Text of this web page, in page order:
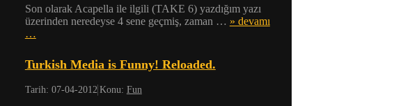
Son olarak Acapella ile ilgili (TAKE 6) yazdığım yazı
üzerinden neredeyse 4 sene geçmiş, zaman … » devamı
…
Turkish Media is Funny! Reloaded.
Tarih: 07-04-2012 Konu: Fun